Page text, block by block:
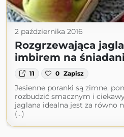
2 października 2016
Rozgrzewająca
imbirem na
11 0 Zapisz
Jesienne poranki są zimne,
rozbudzić smacznym i
jaglana idealna jest za równo
(...)